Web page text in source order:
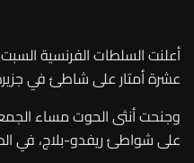
أعلنت السلطات الفرنسية
عشرة أمتار على شاطئ في
وجنحت أنثى الحوت مساء
على شواطئ ريفدو-بلاج، في